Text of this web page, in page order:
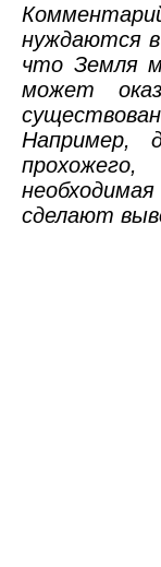
нуждаются
что Земля
может
Например,
сделают